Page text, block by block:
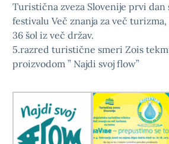
Turistična zveza Slovenije prvi dan
festivalu Več znanja za več
36 šol iz več držav.
5.razred turistične smeri Zois
proizvodom ” Najdi svoj flow”